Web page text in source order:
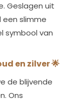
Geslagen uit
een slimme
symbool van
en zilver🌟
de blijvende
Ons